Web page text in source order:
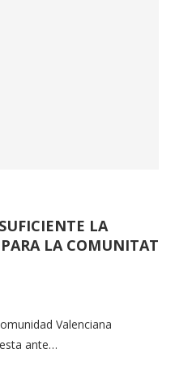
LA
LA COMUNITAT
Valenciana
ante…